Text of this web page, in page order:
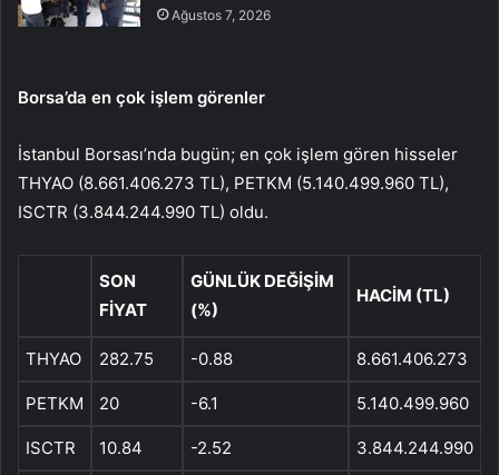
Ağustos 7, 2026
Borsa’da en çok işlem görenler
İstanbul Borsası’nda bugün; en çok işlem gören hisseler
THYAO (8.661.406.273 TL), PETKM (5.140.499.960 TL),
ISCTR (3.844.244.990 TL) oldu.
SON
FİYAT
GÜNLÜK DEĞİŞİM
(%)
HACİM (TL)
THYAO 282.75 -0.88 8.661.406.273
PETKM 20 -6.1 5.140.499.960
ISCTR 10.84 -2.52 3.844.244.990